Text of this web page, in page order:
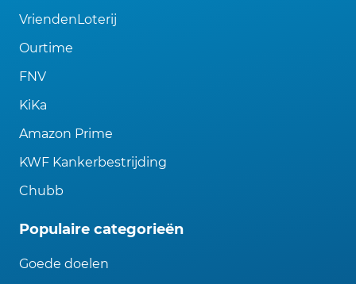
VriendenLoterij
Ourtime
FNV
KiKa
Amazon Prime
KWF Kankerbestrijding
Chubb
Populaire categorieën
Goede doelen